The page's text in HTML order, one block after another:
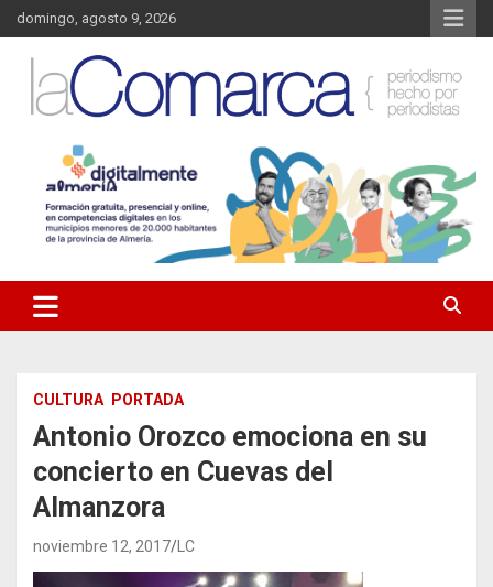
Saltar
al
contenido
domingo, agosto 9, 2026
La Comarca – Noticias del
Almanzora
Almanzora y sus localidades.
CULTURA PORTADA
Antonio Orozco emociona en su
concierto en Cuevas del
Almanzora
noviembre 12, 2017 LC